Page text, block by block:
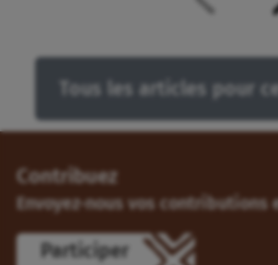
Tous les articles pour
Contribuez
Envoyez-nous vos contributions
Participer